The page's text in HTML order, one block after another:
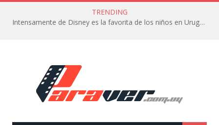
TRENDING
Intensamente de Disney es la favorita de los niños en Uruguay